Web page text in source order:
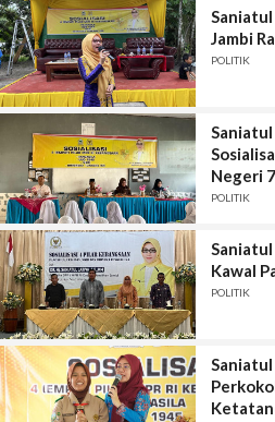
Jambi
POLITIK
Saniatul
Negeri
POLITIK
Kawal
POLITIK